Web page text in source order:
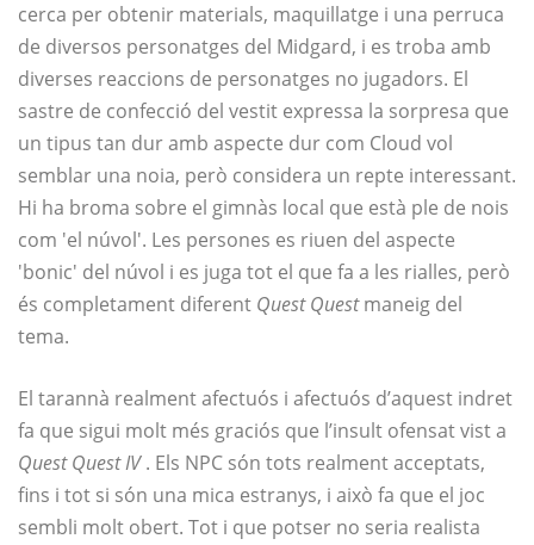
cerca per obtenir materials, maquillatge i una perruca
de diversos personatges del Midgard, i es troba amb
diverses reaccions de personatges no jugadors. El
sastre de confecció del vestit expressa la sorpresa que
un tipus tan dur amb aspecte dur com Cloud vol
semblar una noia, però considera un repte interessant.
Hi ha broma sobre el gimnàs local que està ple de nois
com 'el núvol'. Les persones es riuen del aspecte
'bonic' del núvol i es juga tot el que fa a les rialles, però
és completament diferent Quest Questmaneig del
tema.
El tarannà realment afectuós i afectuós d’aquest indret
fa que sigui molt més graciós que l’insult ofensat vist a
Quest Quest IV. Els NPC són tots realment acceptats,
fins i tot si són una mica estranys, i això fa que el joc
sembli molt obert. Tot i que potser no seria realista